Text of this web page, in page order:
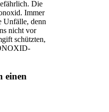
Die
Immer
Unfälle, denn
nicht vor
schützten,
einen